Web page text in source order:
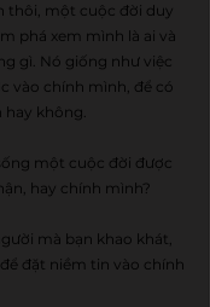
thôi, một cuộc đời duy
phá xem mình là ai và
gì. Nó giống như việc
vào chính mình, để có
không.
một cuộc đời được
hay chính mình?
mà bạn khao khát,
đặt niềm tin vào chính